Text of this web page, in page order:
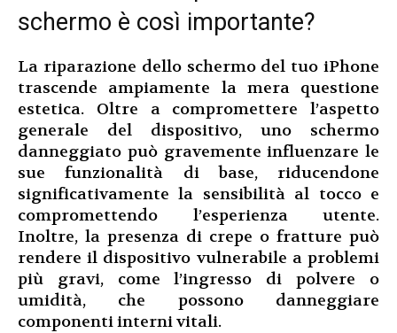
schermo è così importante?
La riparazione dello schermo del tuo iPhone
trascende ampiamente la mera questione
estetica. Oltre a compromettere l’aspetto
generale del dispositivo, uno schermo
danneggiato può gravemente influenzare le
sue funzionalità di base, riducendone
significativamente la sensibilità al tocco e
compromettendo l’esperienza utente.
Inoltre, la presenza di crepe o fratture può
rendere il dispositivo vulnerabile a problemi
più gravi, come l’ingresso di polvere o
umidità, che possono danneggiare
componenti interni vitali.